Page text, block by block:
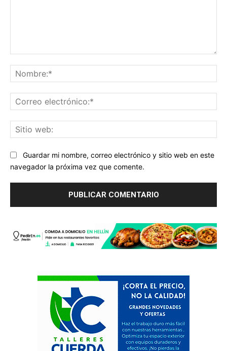
Guardar mi nombre, correo electrónico y sitio web en este
navegador la próxima vez que comente.